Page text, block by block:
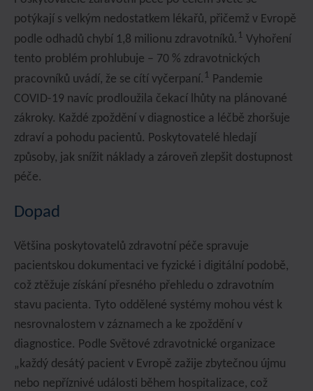
potýkají s velkým nedostatkem lékařů, přičemž v Evropě
podle odhadů chybí 1,8 milionu zdravotníků. 1 Vyhoření
tento problém prohlubuje – 70 % zdravotnických
pracovníků uvádí, že se cítí vyčerpaní. 1 Pandemie
COVID-19 navíc prodloužila čekací lhůty na plánované
zákroky. Každé zpoždění v diagnostice a léčbě zhoršuje
zdraví a pohodu pacientů. Poskytovatelé hledají
způsoby, jak snížit náklady a zároveň zlepšit dostupnost
péče.
Dopad
Většina poskytovatelů zdravotní péče spravuje
pacientskou dokumentaci ve fyzické i digitální podobě,
což ztěžuje získání přesného přehledu o zdravotním
stavu pacienta. Tyto oddělené systémy mohou vést k
nesrovnalostem v záznamech a ke zpoždění v
diagnostice. Podle Světové zdravotnické organizace
„každý desátý pacient v Evropě zažije zbytečnou újmu
nebo nepříznivé události během hospitalizace, což